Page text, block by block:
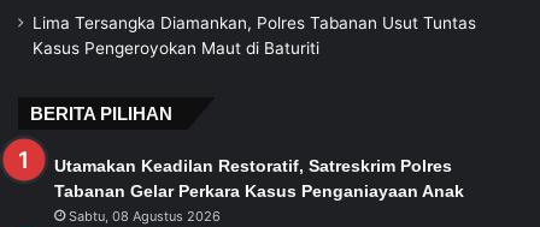
Lima Tersangka Diamankan, Polres Tabanan Usut Tuntas
Kasus Pengeroyokan Maut di Baturiti
BERITA PILIHAN
Utamakan Keadilan Restoratif, Satreskrim Polres
Tabanan Gelar Perkara Kasus Penganiayaan Anak
Sabtu, 08 Agustus 2026